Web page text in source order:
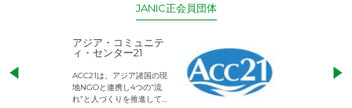
JANIC正会員団体
アジア・コミュニテ
ィ・センター21
ACC21は、アジア諸国の現
地NGOと連携し4つの“流
れ”と人づくりを推進してい
児童労働のない
権利が守られた